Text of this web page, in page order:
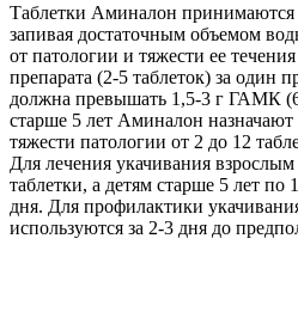
Таблетки Аминалон принимаются
запивая достаточным объемом
от патологии и тяжести ее
препарата (2-5 таблеток) за один
должна превышать 1,5-3 г ГАМК
старше 5 лет Аминалон назначают
тяжести патологии от 2 до 12
Для лечения укачивания
таблетки, а детям старше 5 лет по
дня. Для профилактики
используются за 2-3 дня до